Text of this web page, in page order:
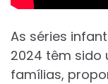
As séries
2024 têm sido
famílias,